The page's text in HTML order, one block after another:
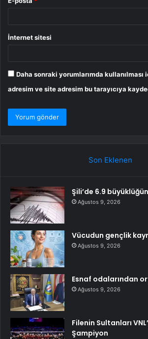
İnternet sitesi
Daha sonraki yorumlarımda kullanılması
adresim ve site adresim bu tarayıcıya
Son Eklenen
Şili’de 6.9
Ağustos 9, 2026
Vücudun gençlik
Ağustos 9, 2026
Esnaf odalarından
Ağustos 9, 2026
Filenin Sultanları
Şampiyon